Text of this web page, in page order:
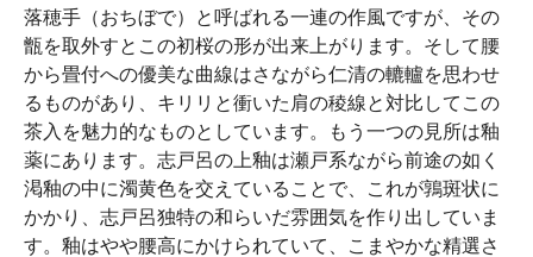
落穂手（おちぼで）と呼ばれる一連の作風ですが、その
甑を取外すとこの初桜の形が出来上がります。そして腰
から畳付への優美な曲線はさながら仁清の轆轤を思わせ
るものがあり、キリリと衝いた肩の稜線と対比してこの
茶入を魅力的なものとしています。もう一つの見所は釉
薬にあります。志戸呂の上釉は瀬戸系ながら前途の如く
渇釉の中に濁黄色を交えていることで、これが鶉斑状に
かかり、志戸呂独特の和らいだ雰囲気を作り出していま
す。釉はやや腰高にかけられていて、こまやかな精選さ